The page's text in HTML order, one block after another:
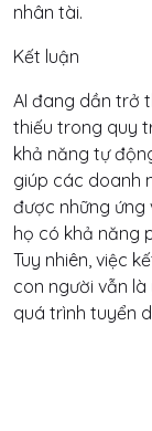
nhân tài.
Kết luận
AI đang dần trở
thiếu trong quy
khả năng tự
giúp các doanh
được những ứng
họ có khả năng
Tuy nhiên, việc
con người vẫn
quá trình tuyển